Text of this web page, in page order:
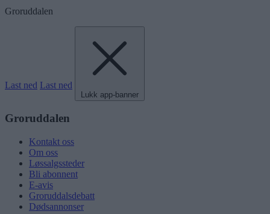
Groruddalen
Last ned Last ned
Lukk app-banner
Groruddalen
Kontakt oss
Om oss
Løssalgssteder
Bli abonnent
E-avis
Groruddalsdebatt
Dødsannonser